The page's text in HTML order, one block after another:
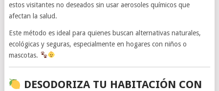
estos visitantes no deseados sin usar aerosoles químicos que
afectan la salud.
Este método es ideal para quienes buscan alternativas naturales,
ecológicas y seguras, especialmente en hogares con niños o
mascotas.
DESODORIZA TU HABITACIÓN CON